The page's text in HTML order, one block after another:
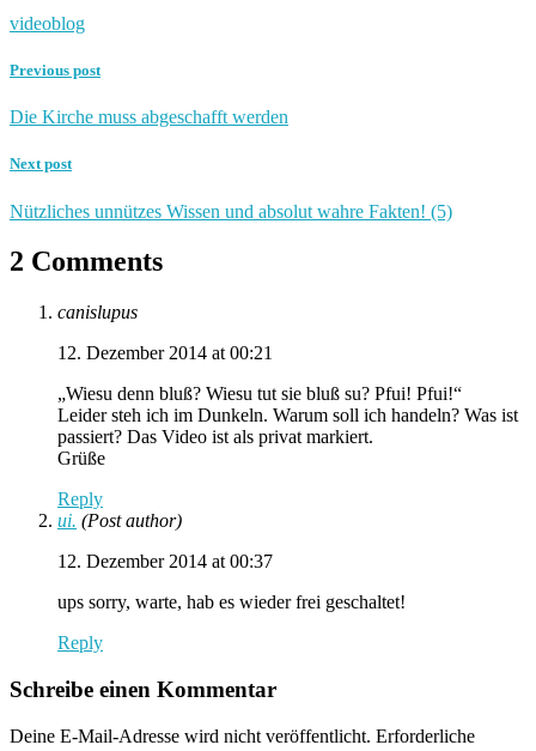
videoblog
Previous post
Die Kirche muss abgeschafft werden
Next post
Nützliches unnützes Wissen und absolut wahre Fakten! (5)
2 Comments
canislupus
12. Dezember 2014 at 00:21
„Wiesu denn bluß? Wiesu tut sie bluß su? Pfui! Pfui!“
Leider steh ich im Dunkeln. Warum soll ich handeln? Was ist
passiert? Das Video ist als privat markiert.
Grüße
Reply
ui. (Post author)
12. Dezember 2014 at 00:37
ups sorry, warte, hab es wieder frei geschaltet!
Reply
Schreibe einen Kommentar
Deine E-Mail-Adresse wird nicht veröffentlicht. Erforderliche